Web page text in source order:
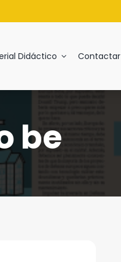
Didáctico Contactar
P Q R S T
be